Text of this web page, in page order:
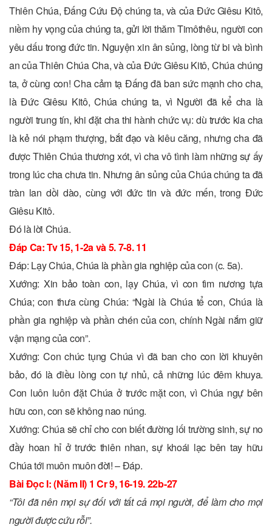
Thiên Chúa, Ðấng Cứu Ðộ chúng ta, và của Ðức Giêsu Kitô,
niềm hy vọng của chúng ta, gửi lời thăm Timôthêu, người con
yêu dấu trong đức tin. Nguyện xin ân sủng, lòng từ bi và bình
an của Thiên Chúa Cha, và của Ðức Giêsu Kitô, Chúa chúng
ta, ở cùng con! Cha cảm tạ Ðấng đã ban sức mạnh cho cha,
là Ðức Giêsu Kitô, Chúa chúng ta, vì Người đã kể cha là
người trung tín, khi đặt cha thi hành chức vụ: dù trước kia cha
là kẻ nói phạm thượng, bắt đạo và kiêu căng, nhưng cha đã
được Thiên Chúa thương xót, vì cha vô tình làm những sự ấy
trong lúc cha chưa tin. Nhưng ân sủng của Chúa chúng ta đã
tràn lan dồi dào, cùng với đức tin và đức mến, trong Ðức
Giêsu Kitô.
Ðó là lời Chúa.
Ðáp Ca: Tv 15, 1-2a và 5. 7-8. 11
Ðáp: Lạy Chúa, Chúa là phần gia nghiệp của con (c. 5a).
Xướng: Xin bảo toàn con, lạy Chúa, vì con tìm nương tựa
Chúa; con thưa cùng Chúa: “Ngài là Chúa tể con, Chúa là
phần gia nghiệp và phần chén của con, chính Ngài nắm giữ
vận mạng của con”.
Xướng: Con chúc tụng Chúa vì đã ban cho con lời khuyên
bảo, đó là điều lòng con tự nhủ, cả những lúc đêm khuya.
Con luôn luôn đặt Chúa ở trước mặt con, vì Chúa ngự bên
hữu con, con sẽ không nao núng.
Xướng: Chúa sẽ chỉ cho con biết đường lối trường sinh, sự no
đầy hoan hỉ ở trước thiên nhan, sự khoái lạc bên tay hữu
Chúa tới muôn muôn đời! – Ðáp.
Bài Ðọc I: (Năm II) 1 Cr 9, 16-19. 22b-27
“Tôi đã nên mọi sự đối với tất cả mọi người, để làm cho mọi
người được cứu rỗi”.